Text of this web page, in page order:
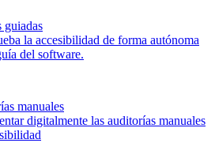
guiadas
la accesibilidad de forma autónoma
del software.
manuales
digitalmente las auditorías manuales